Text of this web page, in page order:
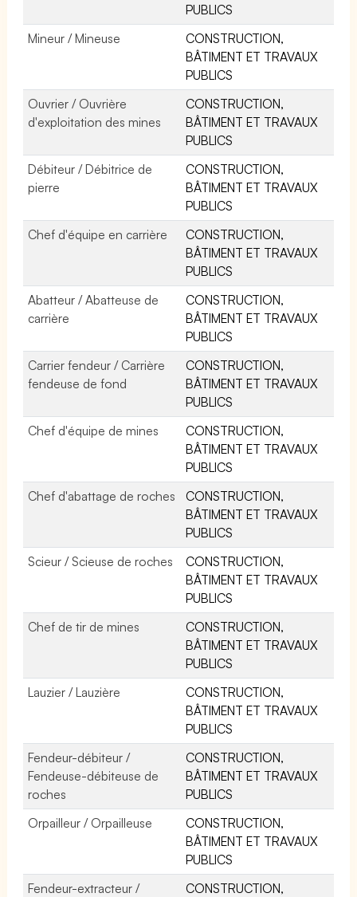
PUBLICS
Mineur / Mineuse
CONSTRUCTION,
BÂTIMENT ET TRAVAUX
PUBLICS
Ouvrier / Ouvrière
d'exploitation des mines
CONSTRUCTION,
BÂTIMENT ET TRAVAUX
PUBLICS
Débiteur / Débitrice de
pierre
CONSTRUCTION,
BÂTIMENT ET TRAVAUX
PUBLICS
Chef d'équipe en carrière
CONSTRUCTION,
BÂTIMENT ET TRAVAUX
PUBLICS
Abatteur / Abatteuse de
carrière
CONSTRUCTION,
BÂTIMENT ET TRAVAUX
PUBLICS
Carrier fendeur / Carrière
fendeuse de fond
CONSTRUCTION,
BÂTIMENT ET TRAVAUX
PUBLICS
Chef d'équipe de mines
CONSTRUCTION,
BÂTIMENT ET TRAVAUX
PUBLICS
Chef d'abattage de roches
CONSTRUCTION,
BÂTIMENT ET TRAVAUX
PUBLICS
Scieur / Scieuse de roches
CONSTRUCTION,
BÂTIMENT ET TRAVAUX
PUBLICS
Chef de tir de mines
CONSTRUCTION,
BÂTIMENT ET TRAVAUX
PUBLICS
Lauzier / Lauzière
CONSTRUCTION,
BÂTIMENT ET TRAVAUX
PUBLICS
Fendeur-débiteur /
Fendeuse-débiteuse de
roches
CONSTRUCTION,
BÂTIMENT ET TRAVAUX
PUBLICS
Orpailleur / Orpailleuse
CONSTRUCTION,
BÂTIMENT ET TRAVAUX
PUBLICS
Fendeur-extracteur /
CONSTRUCTION,